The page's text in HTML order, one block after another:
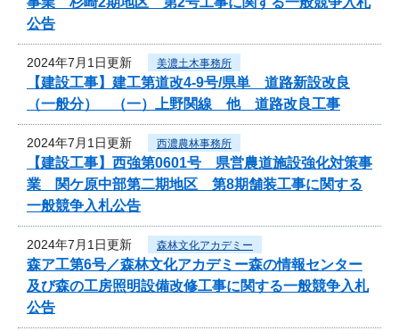
公告
2024年7月1日更新 美濃土木事務所
【建設工事】建工第道改4-9号/県単 道路新設改良
（一般分） （一）上野関線 他 道路改良工事
2024年7月1日更新 西濃農林事務所
【建設工事】西強第0601号 県営農道施設強化対策事
業 関ケ原中部第二期地区 第8期舗装工事に関する
一般競争入札公告
2024年7月1日更新 森林文化アカデミー
森ア工第6号／森林文化アカデミー森の情報センター
及び森の工房照明設備改修工事に関する一般競争入札
公告